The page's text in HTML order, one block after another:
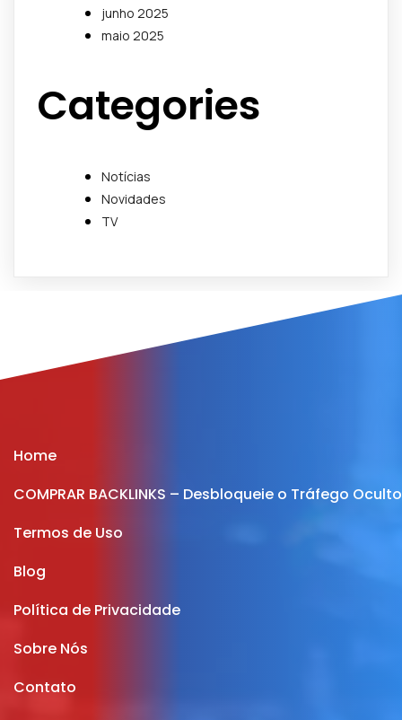
junho 2025
maio 2025
Categories
Notícias
Novidades
TV
Home
COMPRAR BACKLINKS – Desbloqueie o Tráfego
Termos de Uso
Blog
Política de Privacidade
Sobre Nós
Contato